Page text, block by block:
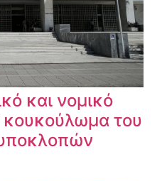
και νομικό
κουκούλωμα του